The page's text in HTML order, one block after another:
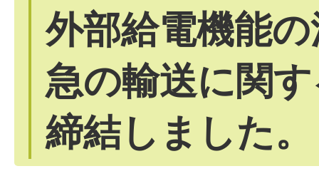
外部給電機能
急の輸送に関
締結しました。